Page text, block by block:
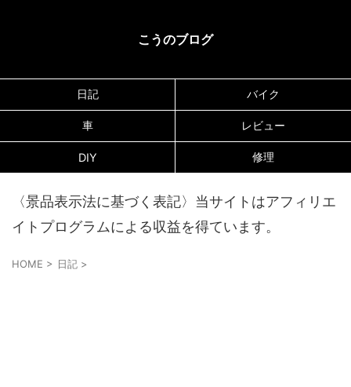
こうのブログ
日記 バイク
車 レビュー
DIY 修理
〈景品表示法に基づく表記〉当サイトはアフィリエ
イトプログラムによる収益を得ています。
HOME > 日記 >